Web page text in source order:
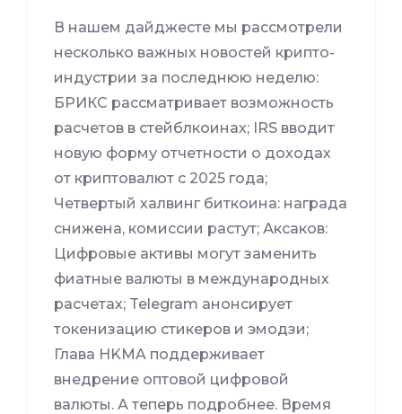
В нашем дайджесте мы рассмотрели
несколько важных новостей крипто-
индустрии за последнюю неделю:
БРИКС рассматривает возможность
расчетов в стейблкоинах; IRS вводит
новую форму отчетности о доходах
от криптовалют с 2025 года;
Четвертый халвинг биткоина: награда
снижена, комиссии растут; Аксаков:
Цифровые активы могут заменить
фиатные валюты в международных
расчетах; Telegram анонсирует
токенизацию стикеров и эмодзи;
Глава HKMA поддерживает
внедрение оптовой цифровой
валюты. А теперь подробнее. Время